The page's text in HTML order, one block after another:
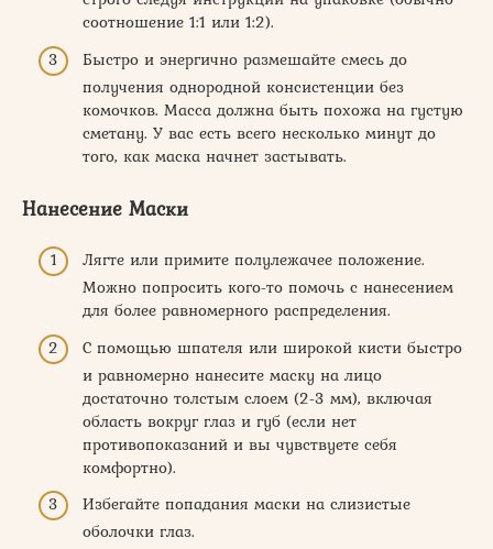
соотношение 1:1 или 1:2).
Быстро и энергично размешайте смесь до
получения однородной консистенции без
комочков. Масса должна быть похожа на густую
сметану. У вас есть всего несколько минут до
того, как маска начнет застывать.
Нанесение Маски
Лягте или примите полулежачее положение.
Можно попросить кого-то помочь с нанесением
для более равномерного распределения.
С помощью шпателя или широкой кисти быстро
и равномерно нанесите маску на лицо
достаточно толстым слоем (2-3 мм), включая
область вокруг глаз и губ (если нет
противопоказаний и вы чувствуете себя
комфортно).
Избегайте попадания маски на слизистые
оболочки глаз.